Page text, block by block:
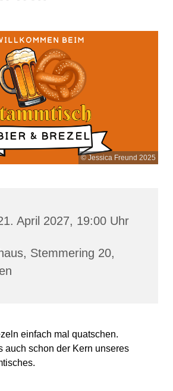
© Jessica Freund 2025
April 2027, 19:00 Uhr
Stemmering 20,
einfach mal quatschen.
auch schon der Kern unseres